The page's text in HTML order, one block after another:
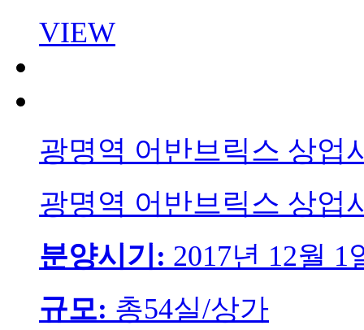
VIEW
광명역 어반브릭스 상업
광명역 어반브릭스 상업
분양시기: 2017년 12월 1
규모: 총54실/상가